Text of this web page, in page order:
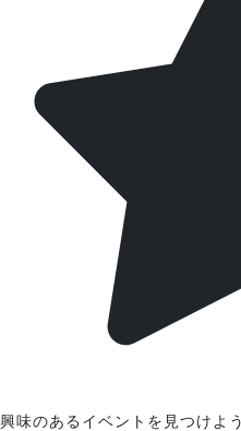
興味のあるイベントを見つけよう